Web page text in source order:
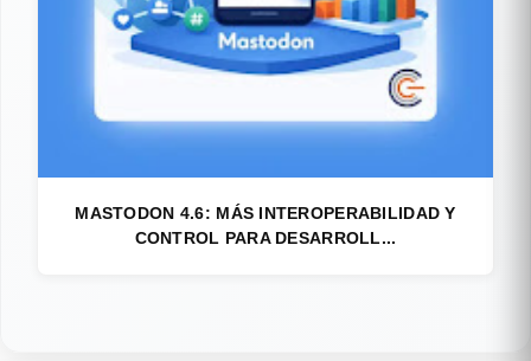
MASTODON 4.6: MÁS INTEROPERABILIDAD Y
CONTROL PARA DESARROLL...